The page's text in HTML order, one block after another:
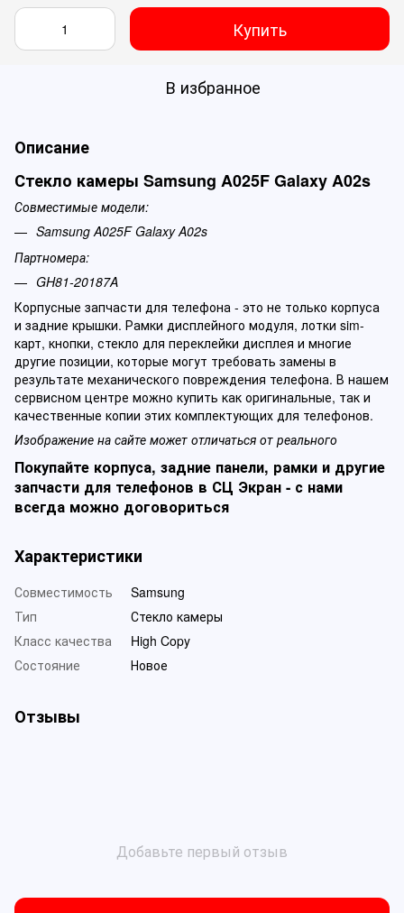
Купить
В избранное
Описание
Стекло камеры Samsung A025F Galaxy A02s
Совместимые модели:
Samsung A025F Galaxy A02s
Партномера:
GH81-20187A
Корпусные запчасти для телефона - это не только корпуса
и задние крышки. Рамки дисплейного модуля, лотки sim-
карт, кнопки, стекло для переклейки дисплея и многие
другие позиции, которые могут требовать замены в
результате механического повреждения телефона. В нашем
сервисном центре можно купить как оригинальные, так и
качественные копии этих комплектующих для телефонов.
Изображение на сайте может отличаться от реального
Покупайте корпуса, задние панели, рамки и другие
запчасти для телефонов в СЦ Экран - с нами
всегда можно договориться
Характеристики
Совместимость
Samsung
Тип
Стекло камеры
Класс качества
High Copy
Состояние
Новое
Отзывы
Добавьте первый отзыв